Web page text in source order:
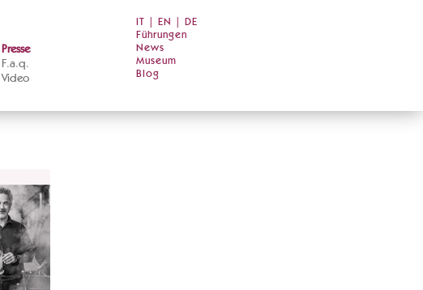
Presse
F.a.q.
Video
IT EN
DE
Führungen
News
Museum
Blog